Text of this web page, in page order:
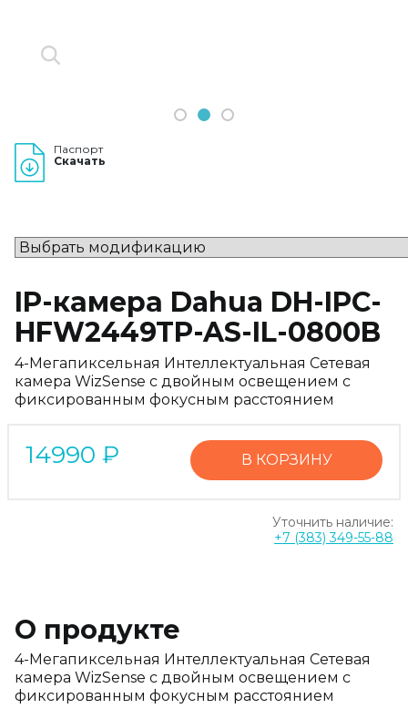
1 2 3
Паспорт
Скачать
IP-камера Dahua DH-IPC-
HFW2449TP-AS-IL-0800B
4-Мегапиксельная Интеллектуальная Сетевая
камера WizSense с двойным освещением с
фиксированным фокусным расстоянием
14990 ₽ В КОРЗИНУ
Уточнить наличие:
+7 (383) 349-55-88
О продукте
4-Мегапиксельная Интеллектуальная Сетевая
камера WizSense с двойным освещением с
фиксированным фокусным расстоянием